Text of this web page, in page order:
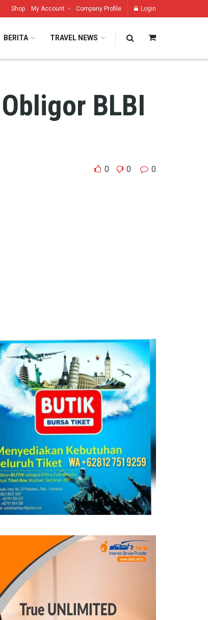
Shop My Account Company Profile Login
BERITA TRAVEL NEWS
BLBI
0 0 0